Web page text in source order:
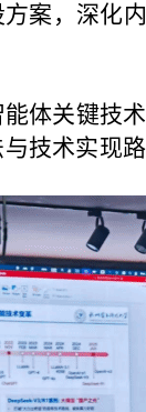
方案，深化
体关键技
技术实现